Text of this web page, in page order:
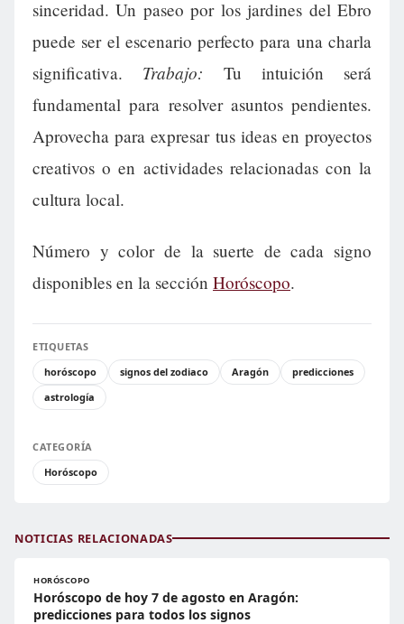
sinceridad. Un paseo por los jardines del Ebro
puede ser el escenario perfecto para una charla
significativa. Trabajo: Tu intuición será
fundamental para resolver asuntos pendientes.
Aprovecha para expresar tus ideas en proyectos
creativos o en actividades relacionadas con la
cultura local.
Número y color de la suerte de cada signo
disponibles en la sección Horóscopo.
ETIQUETAS
horóscopo
signos del zodiaco Aragón
predicciones
astrología
CATEGORÍA
Horóscopo
NOTICIAS RELACIONADAS
HORÓSCOPO
Horóscopo de hoy 7 de agosto en Aragón:
predicciones para todos los signos